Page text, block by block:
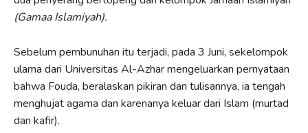
(Gamaa Islamiyah).
Sebelum pembunuhan itu terjadi, pada 3 Juni, sekelompok
ulama dari Universitas Al-Azhar mengeluarkan pernyataan
bahwa Fouda, beralaskan pikiran dan tulisannya, ia tengah
menghujat agama dan karenanya keluar dari Islam (murtad
dan kafir).